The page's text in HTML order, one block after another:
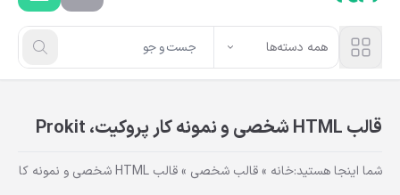
همه دسته‌ها
قالب HTML شخصی و نمونه کار پروکیت، Prokit
شما اینجا هستید:خانه »قالب شخصی »قالب HTML شخصی و نمونه کار پروکیت، Prokit